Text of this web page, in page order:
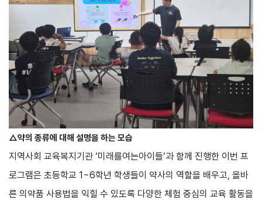
△약의 종류에 대해 설명을 하는 모습
지역사회 교육복지기관 ‘미래를여는아이들’과 함께 진행한 이번 프
로그램은 초등학교 1~6학년 학생들이 약사의 역할을 배우고, 올바
른 의약품 사용법을 익힐 수 있도록 다양한 체험 중심의 교육 활동을